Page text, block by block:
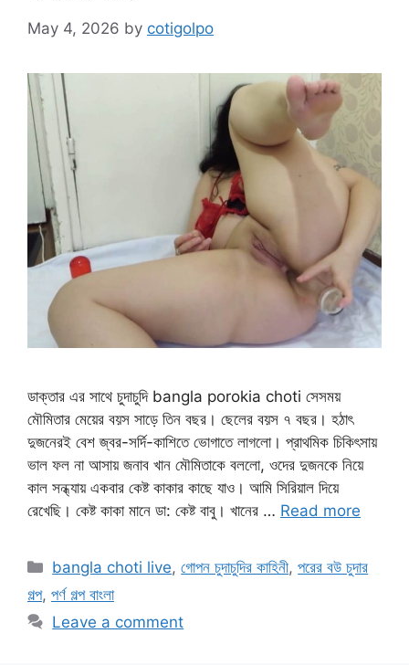
May 4, 2026 by cotigolpo
ডাক্তার এর সাথে চুদাচুদি bangla porokia choti সেসময়
মৌমিতার মেয়ের বয়স সাড়ে তিন বছর। ছেলের বয়স ৭ বছর। হঠাৎ
দুজনেরই বেশ জ্বর-সর্দি-কাশিতে ভোগাতে লাগলো। প্রাথমিক চিকিৎসায়
ভাল ফল না আসায় জনাব খান মৌমিতাকে বললো, ওদের দুজনকে নিয়ে
কাল সন্ধ্যায় একবার কেষ্ট কাকার কাছে যাও। আমি সিরিয়াল দিয়ে
রেখেছি। কেষ্ট কাকা মানে ডা: কেষ্ট বাবু। খানের … Read more
Categories
bangla choti live,গোপন চুদাচুদির কাহিনী,পরের বউ চুদার
গল্প, পর্ণ গল্প বাংলা
Leave a comment